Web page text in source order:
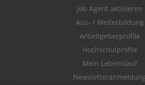
Job Agent aktivieren
Aus- / Weiterbildung
Arbeitgeberprofile
Hochschulprofile
Mein Lebenslauf